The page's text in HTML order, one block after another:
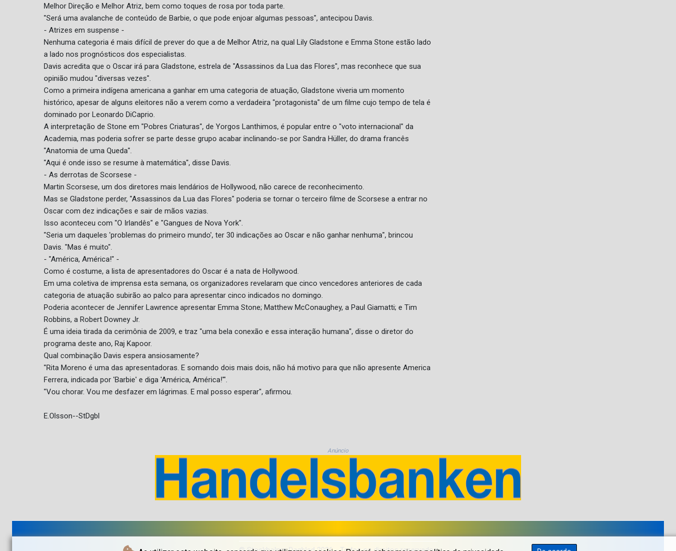
Melhor Direção e Melhor Atriz, bem como toques de rosa por toda parte.
"Será uma avalanche de conteúdo de Barbie, o que pode enjoar algumas pessoas", antecipou Davis.
- Atrizes em suspense -
Nenhuma categoria é mais difícil de prever do que a de Melhor Atriz, na qual Lily Gladstone e Emma Stone estão lado
a lado nos prognósticos dos especialistas.
Davis acredita que o Oscar irá para Gladstone, estrela de "Assassinos da Lua das Flores", mas reconhece que sua
opinião mudou "diversas vezes".
Como a primeira indígena americana a ganhar em uma categoria de atuação, Gladstone viveria um momento
histórico, apesar de alguns eleitores não a verem como a verdadeira "protagonista" de um filme cujo tempo de tela é
dominado por Leonardo DiCaprio.
A interpretação de Stone em "Pobres Criaturas", de Yorgos Lanthimos, é popular entre o "voto internacional" da
Academia, mas poderia sofrer se parte desse grupo acabar inclinando-se por Sandra Hüller, do drama francês
"Anatomia de uma Queda".
"Aqui é onde isso se resume à matemática", disse Davis.
- As derrotas de Scorsese -
Martin Scorsese, um dos diretores mais lendários de Hollywood, não carece de reconhecimento.
Mas se Gladstone perder, "Assassinos da Lua das Flores" poderia se tornar o terceiro filme de Scorsese a entrar no
Oscar com dez indicações e sair de mãos vazias.
Isso aconteceu com "O Irlandês" e "Gangues de Nova York".
"Seria um daqueles 'problemas do primeiro mundo', ter 30 indicações ao Oscar e não ganhar nenhuma", brincou
Davis. "Mas é muito".
- "América, América!" -
Como é costume, a lista de apresentadores do Oscar é a nata de Hollywood.
Em uma coletiva de imprensa esta semana, os organizadores revelaram que cinco vencedores anteriores de cada
categoria de atuação subirão ao palco para apresentar cinco indicados no domingo.
Poderia acontecer de Jennifer Lawrence apresentar Emma Stone; Matthew McConaughey, a Paul Giamatti; e Tim
Robbins, a Robert Downey Jr.
É uma ideia tirada da cerimônia de 2009, e traz "uma bela conexão e essa interação humana", disse o diretor do
programa deste ano, Raj Kapoor.
Qual combinação Davis espera ansiosamente?
"Rita Moreno é uma das apresentadoras. E somando dois mais dois, não há motivo para que não apresente America
Ferrera, indicada por 'Barbie' e diga 'América, América!'".
"Vou chorar. Vou me desfazer em lágrimas. E mal posso esperar", afirmou.
E.Olsson--StDgbl
Anúncio